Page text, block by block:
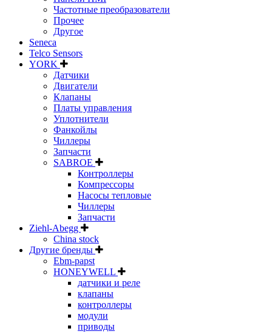
Частотные преобразователи
Прочее
Другое
Seneca
Telco Sensors
YORK
Датчики
Двигатели
Клапаны
Платы управления
Уплотнители
Фанкойлы
Чиллеры
Запчасти
SABROE
Контроллеры
Компрессоры
Насосы тепловые
Чиллеры
Запчасти
Ziehl-Abegg
China stock
Другие бренды
Ebm-papst
HONEYWELL
датчики и реле
клапаны
контроллеры
модули
приводы